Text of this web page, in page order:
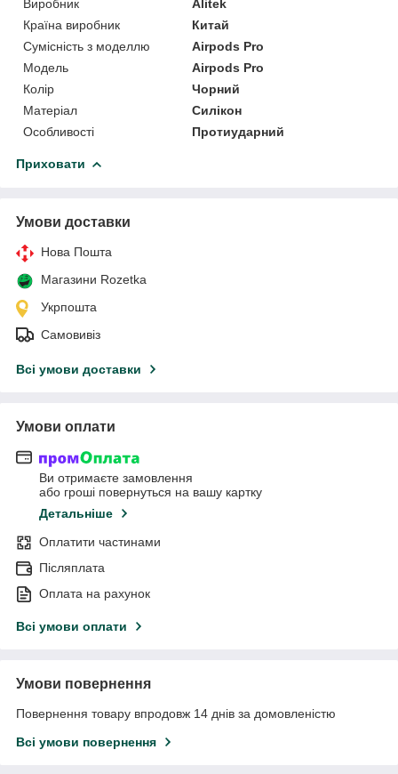
Виробник
Alitek
Країна виробник
Китай
Сумісність з моделлю
Airpods Pro
Модель
Airpods Pro
Колір
Чорний
Матеріал
Силікон
Особливості
Протиударний
Приховати
Умови доставки
Нова Пошта
Магазини Rozetka
Укрпошта
Самовивіз
Всі умови доставки
Умови оплати
Ви отримаєте замовлення
або гроші повернуться на вашу картку
Детальніше
Оплатити частинами
Післяплата
Оплата на рахунок
Всі умови оплати
Умови повернення
Повернення товару впродовж 14 днів за домовленістю
Всі умови повернення